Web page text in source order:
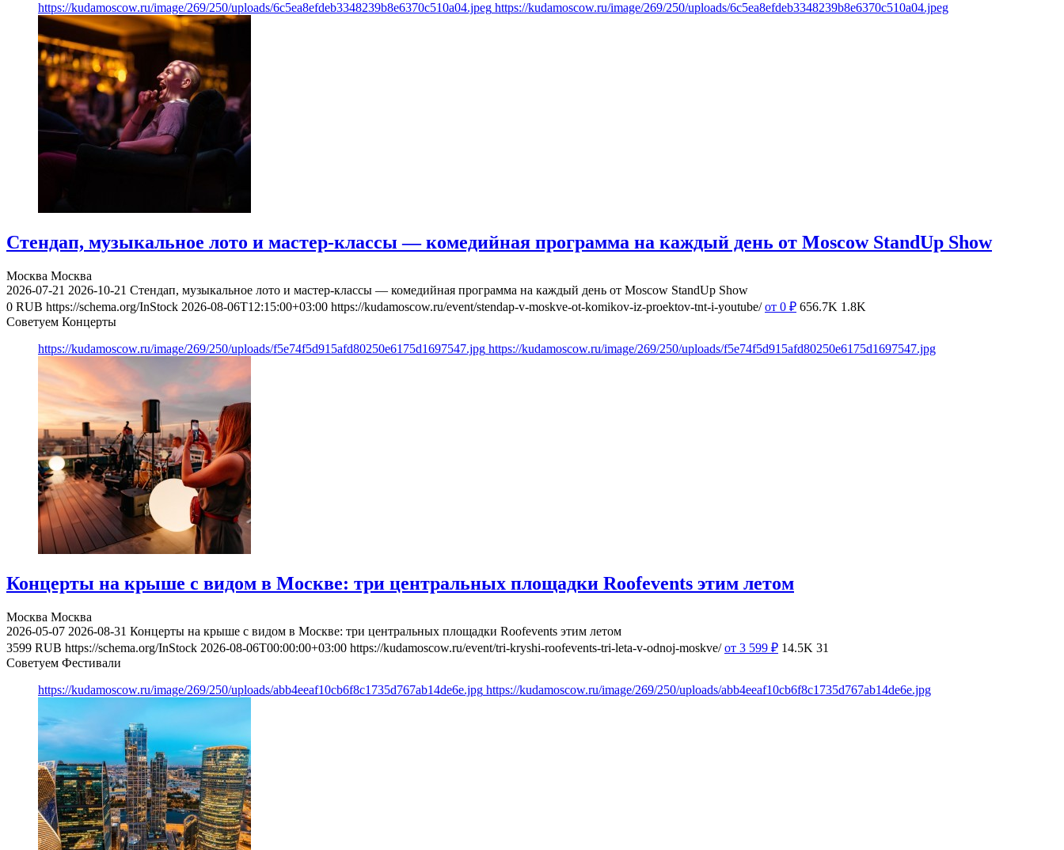
https://kudamoscow.ru/image/269/250/uploads/6c5ea8efdeb3348239b8e6370c510a04.jpeg https://kudamoscow.ru/image/269/250/uploads/6c5ea8efdeb3348239b8e6370c510a04.jpeg
Стендап, музыкальное лото и мастер-классы — комедийная программа на каждый день от Moscow StandUp Show
Москва Москва
2026-07-21 2026-10-21 Стендап, музыкальное лото и мастер-классы — комедийная программа на каждый день от Moscow StandUp Show
0 RUB https://schema.org/InStock 2026-08-06T12:15:00+03:00 https://kudamoscow.ru/event/stendap-v-moskve-ot-komikov-iz-proektov-tnt-i-youtube/ от 0 ₽ 656.7K 1.8K
Советуем Концерты
https://kudamoscow.ru/image/269/250/uploads/f5e74f5d915afd80250e6175d1697547.jpg https://kudamoscow.ru/image/269/250/uploads/f5e74f5d915afd80250e6175d1697547.jpg
Концерты на крыше с видом в Москве: три центральных площадки Roofevents этим летом
Москва Москва
2026-05-07 2026-08-31 Концерты на крыше с видом в Москве: три центральных площадки Roofevents этим летом
3599 RUB https://schema.org/InStock 2026-08-06T00:00:00+03:00 https://kudamoscow.ru/event/tri-kryshi-roofevents-tri-leta-v-odnoj-moskve/ от 3 599 ₽ 14.5K 31
Советуем Фестивали
https://kudamoscow.ru/image/269/250/uploads/abb4eeaf10cb6f8c1735d767ab14de6e.jpg https://kudamoscow.ru/image/269/250/uploads/abb4eeaf10cb6f8c1735d767ab14de6e.jpg